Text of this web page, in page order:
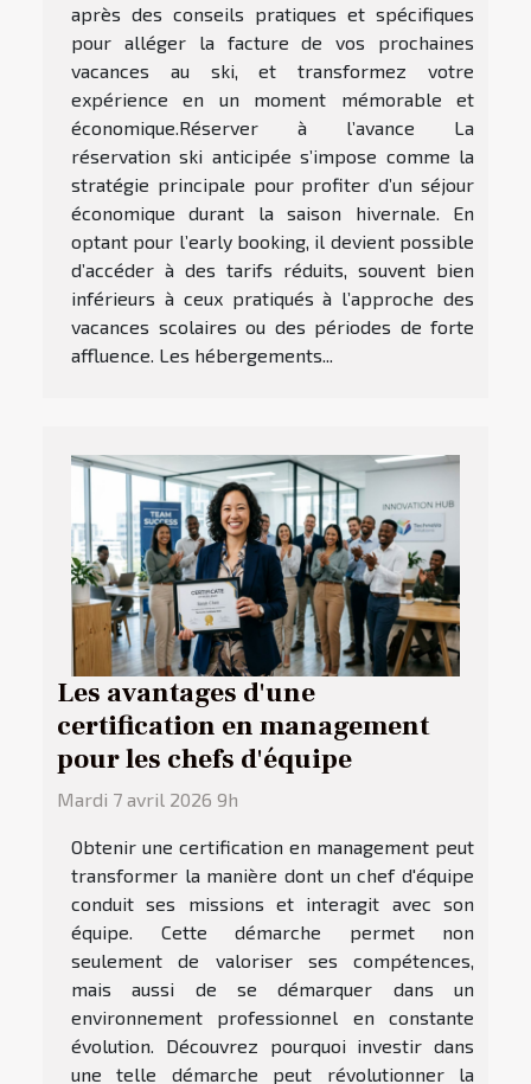
après des conseils pratiques et spécifiques
pour alléger la facture de vos prochaines
vacances au ski, et transformez votre
expérience en un moment mémorable et
économique.Réserver à l’avance La
réservation ski anticipée s’impose comme la
stratégie principale pour profiter d’un séjour
économique durant la saison hivernale. En
optant pour l’early booking, il devient possible
d’accéder à des tarifs réduits, souvent bien
inférieurs à ceux pratiqués à l’approche des
vacances scolaires ou des périodes de forte
affluence. Les hébergements...
Les avantages d'une
certification en management
pour les chefs d'équipe
Mardi 7 avril 2026 9h
Obtenir une certification en management peut
transformer la manière dont un chef d'équipe
conduit ses missions et interagit avec son
équipe. Cette démarche permet non
seulement de valoriser ses compétences,
mais aussi de se démarquer dans un
environnement professionnel en constante
évolution. Découvrez pourquoi investir dans
une telle démarche peut révolutionner la